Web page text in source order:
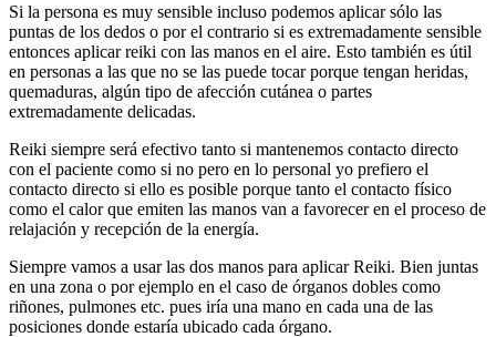
Si la persona es muy sensible incluso podemos aplicar sólo las
puntas de los dedos o por el contrario si es extremadamente sensible
entonces aplicar reiki con las manos en el aire. Esto también es útil
en personas a las que no se las puede tocar porque tengan heridas,
quemaduras, algún tipo de afección cutánea o partes
extremadamente delicadas.
Reiki siempre será efectivo tanto si mantenemos contacto directo
con el paciente como si no pero en lo personal yo prefiero el
contacto directo si ello es posible porque tanto el contacto físico
como el calor que emiten las manos van a favorecer en el proceso de
relajación y recepción de la energía.
Siempre vamos a usar las dos manos para aplicar Reiki. Bien juntas
en una zona o por ejemplo en el caso de órganos dobles como
riñones, pulmones etc. pues iría una mano en cada una de las
posiciones donde estaría ubicado cada órgano.